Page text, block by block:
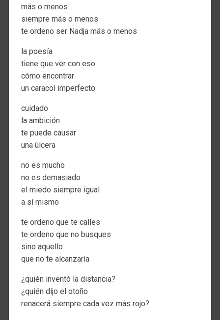
más o menos
siempre más o menos
te ordeno ser Nadja más o menos
la poesía
tiene que ver con eso
cómo encontrar
un caracol imperfecto
cuidado
la ambición
te puede causar
una úlcera
no es mucho
no es demasiado
el miedo siempre igual
a sí mismo
te ordeno que te calles
te ordeno que no busques
sino aquello
que no te alcanzaría
¿quién inventó la distancia?
¿quién dijo el otoño
renacerá siempre cada vez más rojo?